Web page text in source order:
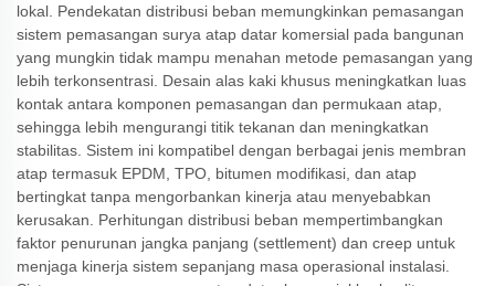
lokal. Pendekatan distribusi beban memungkinkan pemasangan
sistem pemasangan surya atap datar komersial pada bangunan
yang mungkin tidak mampu menahan metode pemasangan yang
lebih terkonsentrasi. Desain alas kaki khusus meningkatkan luas
kontak antara komponen pemasangan dan permukaan atap,
sehingga lebih mengurangi titik tekanan dan meningkatkan
stabilitas. Sistem ini kompatibel dengan berbagai jenis membran
atap termasuk EPDM, TPO, bitumen modifikasi, dan atap
bertingkat tanpa mengorbankan kinerja atau menyebabkan
kerusakan. Perhitungan distribusi beban mempertimbangkan
faktor penurunan jangka panjang (settlement) dan creep untuk
menjaga kinerja sistem sepanjang masa operasional instalasi.